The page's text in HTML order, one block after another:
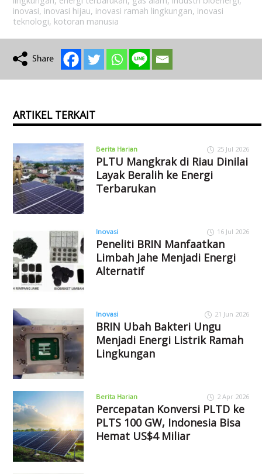
inovasi, inovasi hijau, inovasi ramah lingkungan, inovasi
teknologi, kotoran manusia
ARTIKEL TERKAIT
Berita Harian 25 Jul 2026
PLTU Mangkrak di Riau Dinilai
Layak Beralih ke Energi
Terbarukan
Inovasi 16 Jul 2026
Peneliti BRIN Manfaatkan
Limbah Jahe Menjadi Energi
Alternatif
Inovasi 21 Jun 2026
BRIN Ubah Bakteri Ungu
Menjadi Energi Listrik Ramah
Lingkungan
Berita Harian 2 Apr 2026
Percepatan Konversi PLTD ke
PLTS 100 GW, Indonesia Bisa
Hemat US$4 Miliar